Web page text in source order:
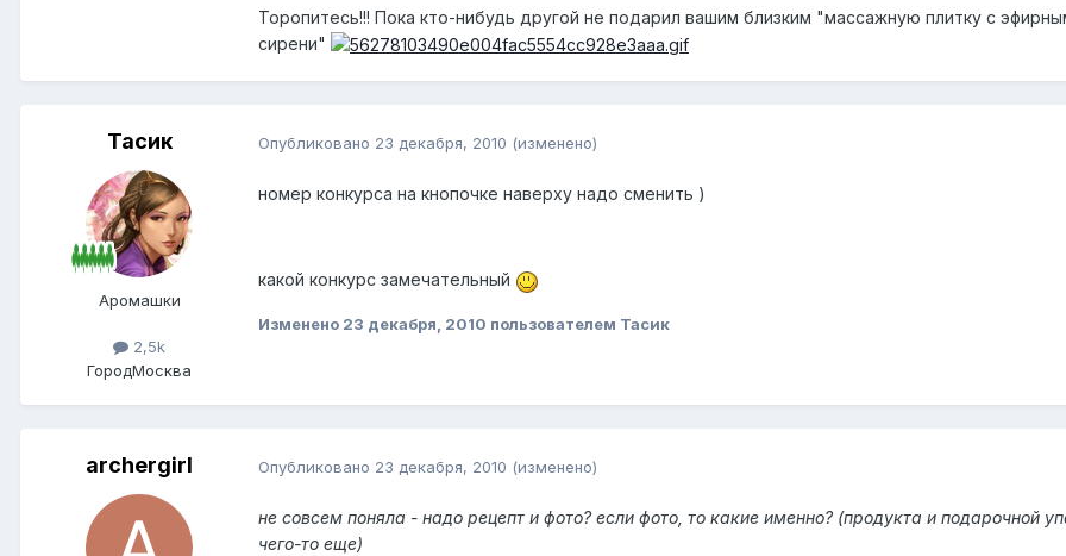
Торопитесь!!! Пока кто-нибудь другой не подарил вашим близким "массажную плитку с
сирени"
Тасик
Аромашки
2,5k
ГородМосква
Опубликовано 23 декабря, 2010 (изменено)
номер конкурса на кнопочке наверху надо сменить )
какой конкурс замечательный
Изменено 23 декабря, 2010 пользователем Тасик
archergirl Опубликовано 23 декабря, 2010 (изменено)
не совсем поняла - надо рецепт и фото? если фото, то какие именно? (продукта и подарочной
чего-то еще)